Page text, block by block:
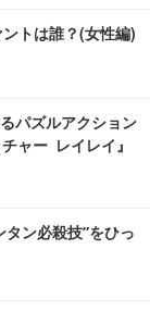
ントは誰？(女性編)
パズルアクション
ャー レイレイ』
タン必殺技”をひっ